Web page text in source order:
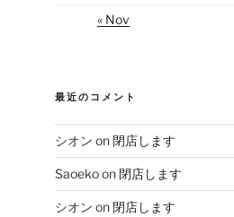
« Nov
最近のコメント
シオン on閉店します
Saoekoon閉店します
シオン on閉店します